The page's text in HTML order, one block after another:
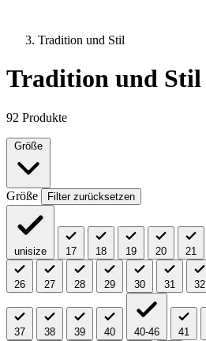
Tradition und Stil
Tradition und Stil
92 Produkte
Größe
Größe Filter zurücksetzen
unisize 17 18 19 20 21
26 27 28 29 30 31 32
37 38 39 40 40-46 41